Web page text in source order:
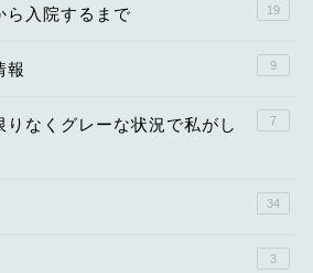
ら入院するまで 19
報 9
りなくグレーな状況で私がし
7
34
3